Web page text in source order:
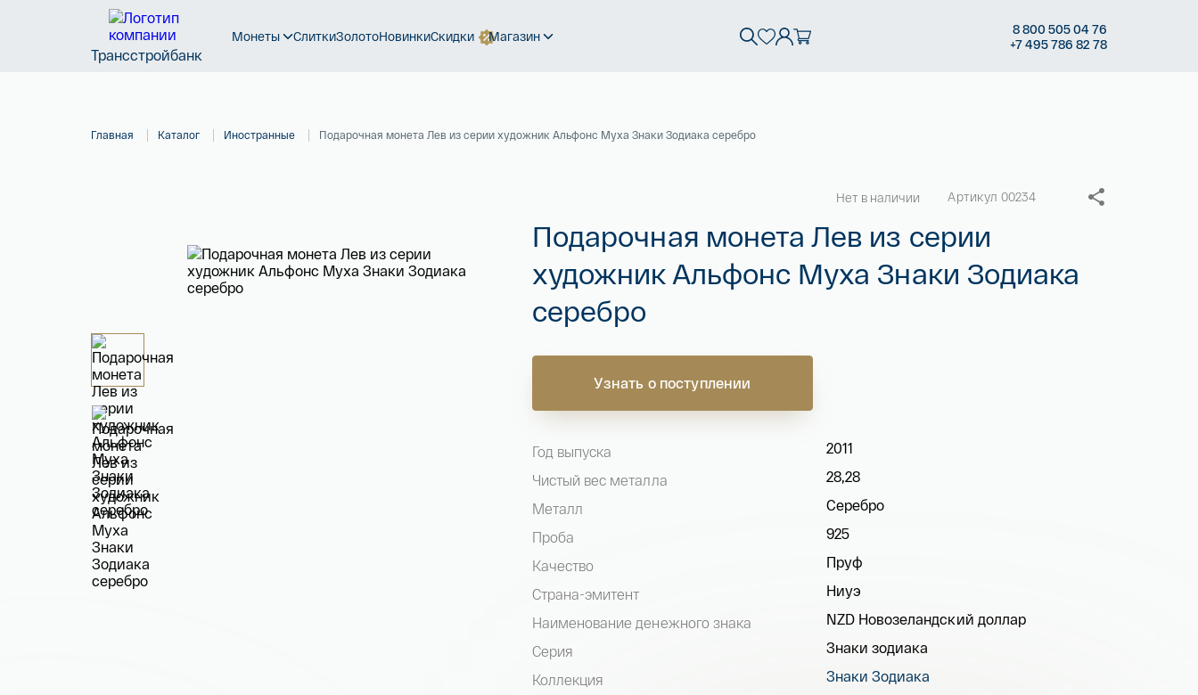
Трансстройбанк
Монеты СлиткиЗолотоНовинкиСкидки Магазин 8800 50504 76
+7495 786 82 78
Главная Каталог Иностранные Подарочная монета Лев из серии художник Альфонс Муха Знаки Зодиака серебро
Нет в наличии Артикул 00234
Подарочная монета Лев из серии
художник Альфонс Муха Знаки Зодиака
серебро
Узнать о поступлении
Год выпуска
2011
Чистый вес металла
28,28
Металл
Серебро
Проба
925
Качество
Пруф
Страна-эмитент
Ниуэ
Наименование денежного знака
NZD Новозеландский доллар
Серия
Знаки зодиака
Коллекция
Знаки Зодиака